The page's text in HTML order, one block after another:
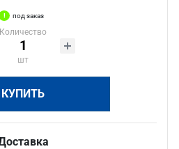
под заказ
Количество
шт
КУПИТЬ